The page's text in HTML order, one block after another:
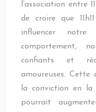
l’association entre
de croire que
influencer
comportement,
confiants et
amoureuses.
la conviction en la
pourrait